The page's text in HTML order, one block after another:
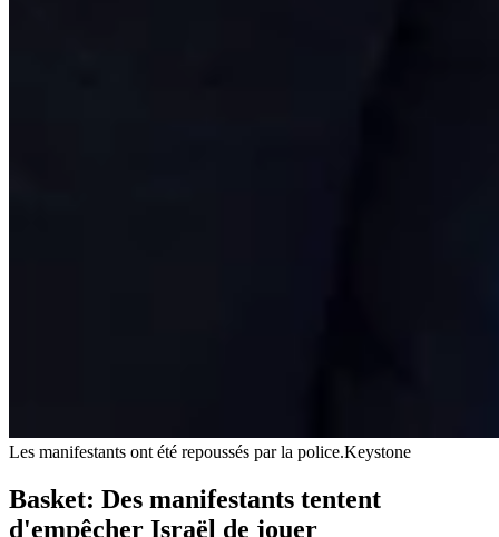
Les manifestants ont été repoussés par la police.Keystone
Basket: Des manifestants tentent
d'empêcher Israël de jouer